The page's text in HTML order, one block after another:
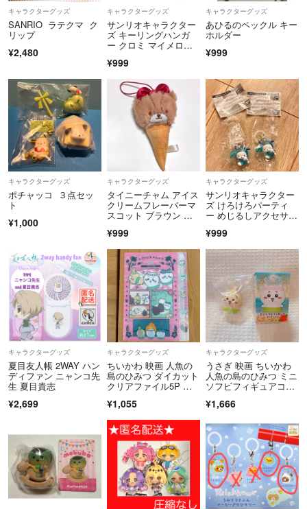
キャラクターグッズ
SANRIO ラテクマ ク
リップ
¥2,480
キャラクターグッズ
サンリオキャラクター
ズ キーリングハンガ
ー クロミ マイメロデ
¥999
キャラクターグッズ
あひるのペックル キー
ホルダー
¥999
キャラクターグッズ
ポチャッコ ３点セッ
ト
¥1,000
キャラクターグッズ
タイニーチャム アイス
クリームフレーバーマ
スコット ブラウン 茶
¥999
キャラクターグッズ
サンリオキャラクター
ズ けろけろパーティ
ー めじるしアクセサリ
¥999
キャラクターグッズ
夏目友人帳 2WAY ハン
ディファン ニャンコ先
生 夏目貴志
¥2,699
キャラクターグッズ
ちいかわ 映画 人魚の
島のひみつ ダイカット
クリアファイル5P 観
¥1,055
キャラクターグッズ
うさぎ 映画 ちいかわ
人魚の島のひみつ ミニ
ソフビフィギュアコレ
¥1,666